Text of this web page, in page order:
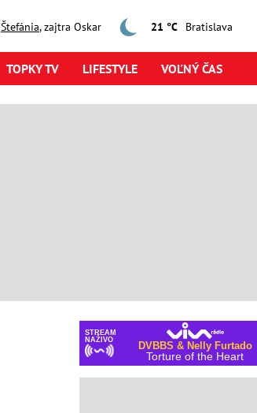
Štefánia, zajtra Oskar 21 °C
TOPKY TV LIFESTYLE VOĽNÝ ČAS
STREAM
NAŽIVO
DVBBS & Nelly Furtado
Torture of the Heart